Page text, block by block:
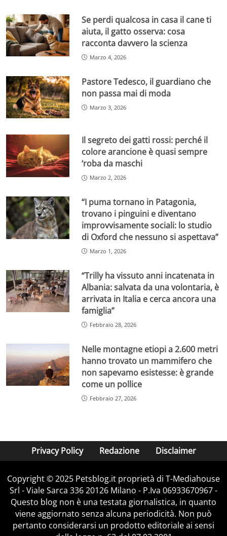
Se perdi qualcosa in casa il cane ti
aiuta, il gatto osserva: cosa
racconta davvero la scienza
Marzo 4, 2026
Pastore Tedesco, il guardiano che
non passa mai di moda
Marzo 3, 2026
Il segreto dei gatti rossi: perché il
colore arancione è quasi sempre
‘roba da maschi
Marzo 2, 2026
“I puma tornano in Patagonia,
trovano i pinguini e diventano
improvvisamente sociali: lo studio
di Oxford che nessuno si aspettava”
Marzo 1, 2026
“Trilly ha vissuto anni incatenata in
Albania: salvata da una volontaria, è
arrivata in Italia e cerca ancora una
famiglia”
Febbraio 28, 2026
Nelle montagne etiopi a 2.600 metri
hanno trovato un mammifero che
non sapevamo esistesse: è grande
come un pollice
Febbraio 27, 2026
Privacy Policy Redazione Disclaimer
Copyright © 2025 Petsblog.it proprietà di T-Mediahouse
Srl - Viale Sarca 336 20126 Milano - P.Iva 06933670967 -
Questo blog non è una testata giornalistica, in quanto
viene aggiornato senza alcuna periodicità. Non può
pertanto considerarsi un prodotto editoriale ai sensi